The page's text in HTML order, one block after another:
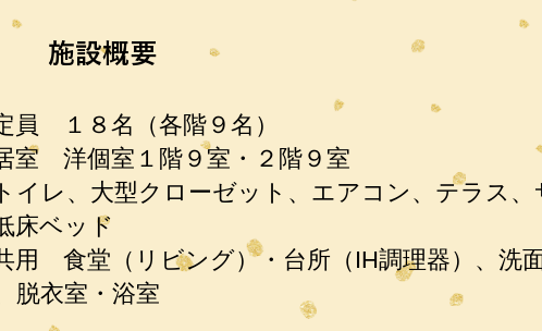
施設概要
員 １８名（各階９名）
室 洋個室１階９室・２階９室
イレ、大型クローゼット、エアコン、テラス、
床ベッド
用 食堂（リビング）・台所（IH調理器）、洗面
脱衣室・浴室